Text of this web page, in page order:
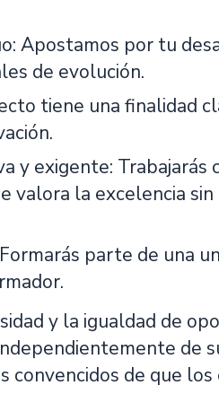
Apostamos por tu
de evolución.
tiene una finalidad
y exigente:
valora la excelencia
parte de una
y la igualdad de
de
convencidos de que